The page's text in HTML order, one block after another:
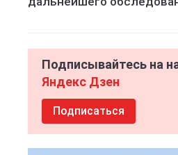
Подписывайтесь на
Яндекс Дзен
Подписаться